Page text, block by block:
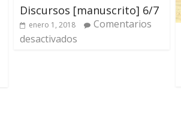
Discursos [manuscrito] 6/7
enero 1, 2018
Comentarios
desactivados